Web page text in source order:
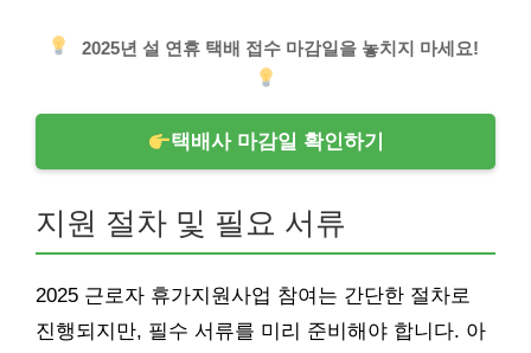
2025년 설 연휴 택배 접수 마감일을 놓치지 마세요!
택배사 마감일 확인하기
지원 절차 및 필요 서류
2025 근로자 휴가지원사업 참여는 간단한 절차로
진행되지만, 필수 서류를 미리 준비해야 합니다. 아